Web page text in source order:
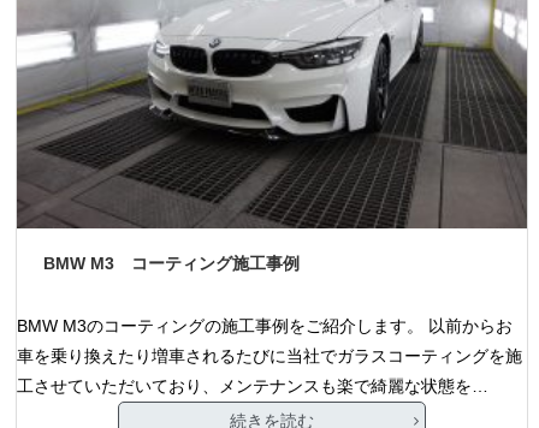
BMW M3 コーティング施工事例
BMW M3のコーティングの施工事例をご紹介します。 以前からお
車を乗り換えたり増車されるたびに当社でガラスコーティングを施
工させていただいており、メンテナンスも楽で綺麗な状態を…
続きを読む